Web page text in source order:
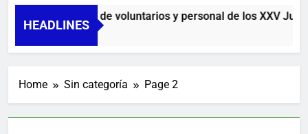
HEADLINES
de miles de voluntarios y personal de los XXV
Home Sin categoría Page 2